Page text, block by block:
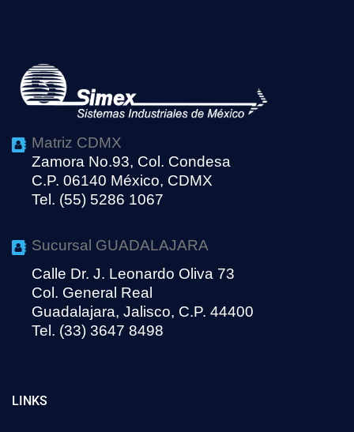
Matriz CDMX
Zamora No.93, Col. Condesa
C.P. 06140 México, CDMX
Tel. (55) 5286 1067
Sucursal GUADALAJARA
Calle Dr. J. Leonardo Oliva 73
Col. General Real
Guadalajara, Jalisco, C.P. 44400
Tel. (33) 3647 8498
LINKS